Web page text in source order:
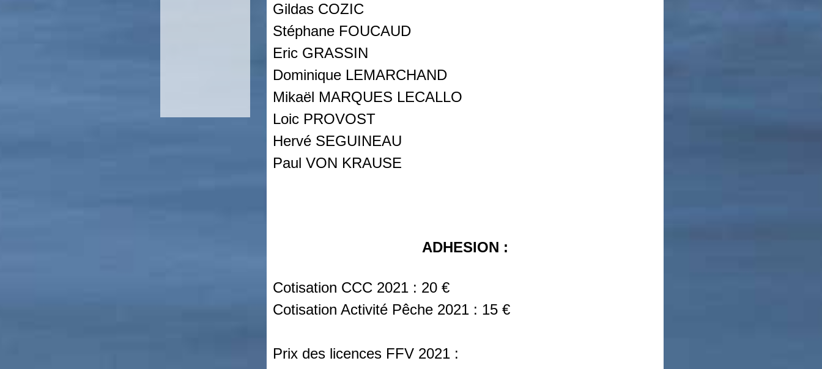
Gildas COZIC
Stéphane FOUCAUD
Eric GRASSIN
Dominique LEMARCHAND
Mikaël MARQUES LECALLO
Loic PROVOST
Hervé SEGUINEAU
Paul VON KRAUSE
ADHESION :
Cotisation CCC 2021 : 20 €
Cotisation Activité Pêche 2021 : 15 €
Prix des licences FFV 2021 :